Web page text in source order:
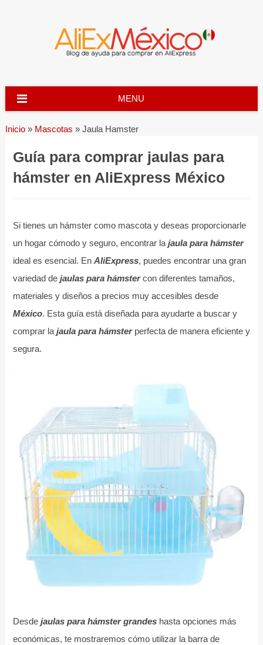
MENU
Inicio » Mascotas »Jaula Hamster
Guía para comprar jaulas para
hámster en AliExpress México
Si tienes un hámster como mascota y deseas proporcionarle
un hogar cómodo y seguro, encontrar la jaula para hámster
ideal es esencial. En AliExpress, puedes encontrar una gran
variedad de jaulas para hámstercon diferentes tamaños,
materiales y diseños a precios muy accesibles desde
México. Esta guía está diseñada para ayudarte a buscar y
comprar la jaula para hámsterperfecta de manera eficiente y
segura.
Desde jaulas para hámster grandeshasta opciones más
económicas, te mostraremos cómo utilizar la barra de